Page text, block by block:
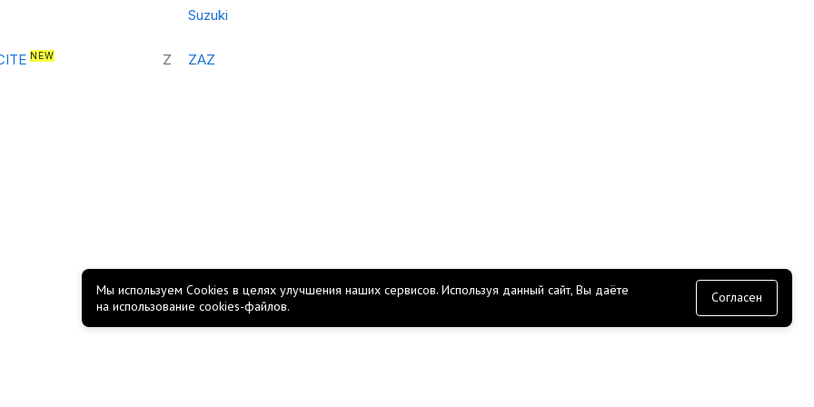
Мы используем Cookies в целях улучшения наших сервисов. Используя данный сайт, Вы даёте
на использование cookies-файлов.
Согласен
Suzuki
NEW Z ZAZ